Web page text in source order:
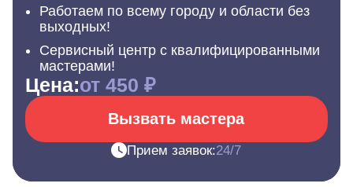
Работаем по всему городу и области без
выходных!
Сервисный центр с квалифицированными
мастерами!
Цена:от 450 ₽
Вызвать мастера
Прием заявок:24/7